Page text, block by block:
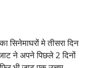
सिनेमाघरों मे तीसरा दिन
ने अपने पिछले 2 दिनों